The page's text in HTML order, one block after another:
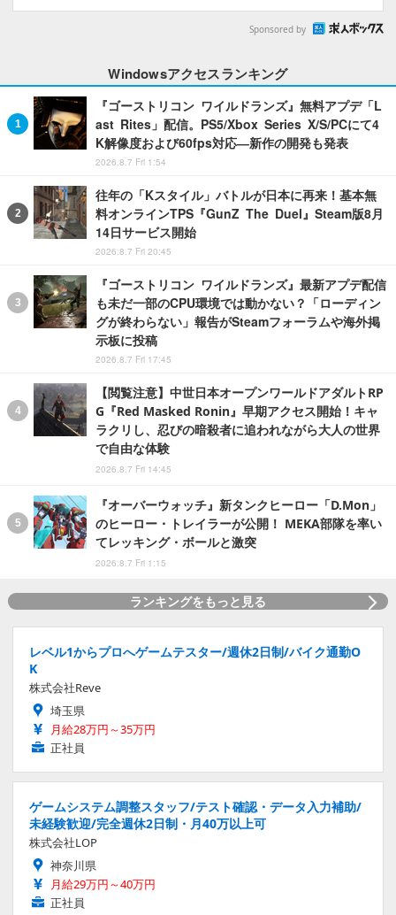
Sponsored by
Windowsアクセスランキング
『ゴーストリコン ワイルドランズ』無料アプデ「L
ast Rites」配信。PS5/Xbox Series X/S/PCにて4
K解像度および60fps対応―新作の開発も発表
2026.8.7 Fri 1:54
往年の「Kスタイル」バトルが日本に再来！基本無
料オンラインTPS『GunZ The Duel』Steam版8月
14日サービス開始
2026.8.7 Fri 20:45
『ゴーストリコン ワイルドランズ』最新アプデ配信
も未だ一部のCPU環境では動かない？「ローディン
グが終わらない」報告がSteamフォーラムや海外掲
示板に投稿
2026.8.7 Fri 17:45
【閲覧注意】中世日本オープンワールドアダルトRP
G『Red Masked Ronin』早期アクセス開始！キャ
ラクリし、忍びの暗殺者に追われながら大人の世界
で自由な体験
2026.8.7 Fri 14:45
『オーバーウォッチ』新タンクヒーロー「D.Mon」
のヒーロー・トレイラーが公開！ MEKA部隊を率い
てレッキング・ボールと激突
2026.8.7 Fri 1:15
ランキングをもっと見る
レベル1からプロへゲームテスター/週休2日制/バイク通勤O
K
株式会社Reve
埼玉県
月給28万円～35万円
正社員
ゲームシステム調整スタッフ/テスト確認・データ入力補助/
未経験歓迎/完全週休2日制・月40万以上可
株式会社LOP
神奈川県
月給29万円～40万円
正社員